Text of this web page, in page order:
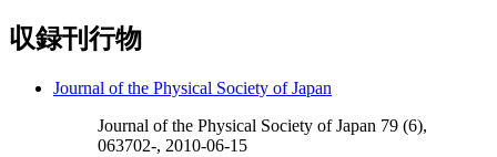
収録刊行物
Journal of the Physical Society of Japan
Journal of the Physical Society of Japan 79 (6),
063702-, 2010-06-15